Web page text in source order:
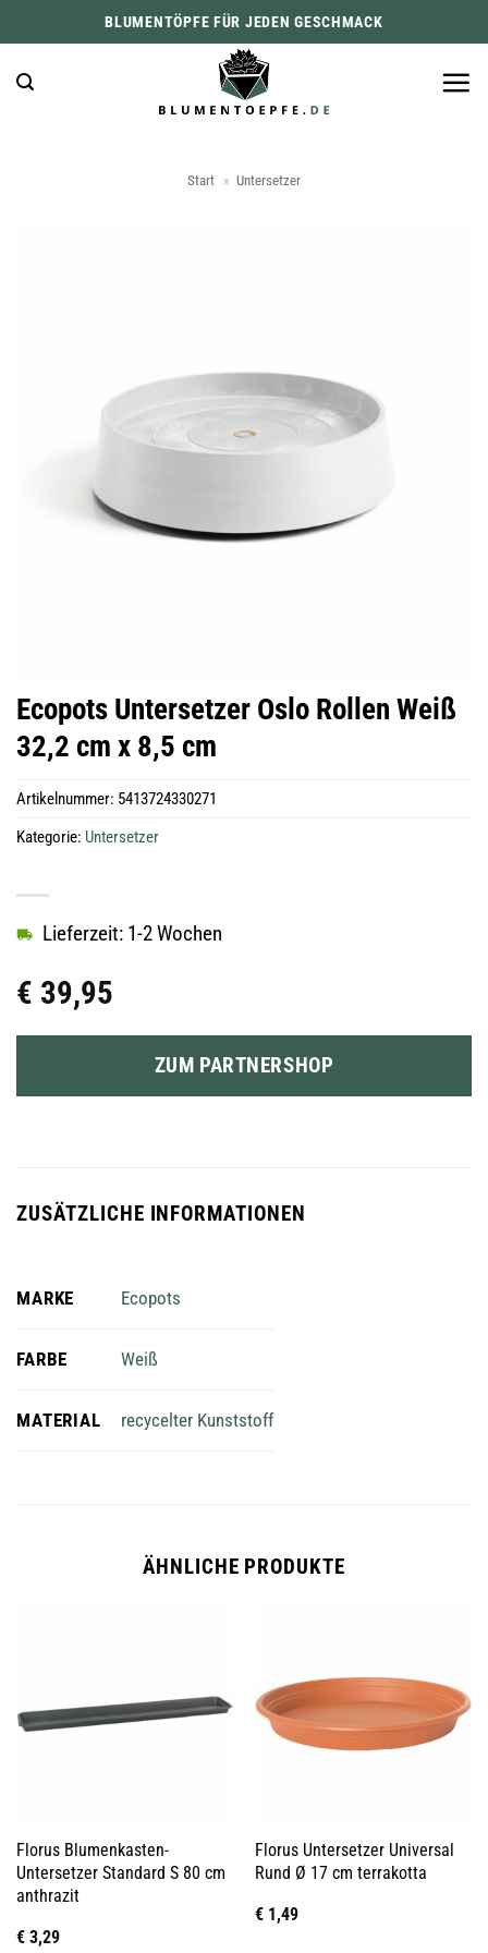
Inhalt
springen
BLUMENTÖPFE FÜR JEDEN GESCHMACK
Start » Untersetzer
Ecopots Untersetzer Oslo Rollen Weiß
32,2 cm x 8,5 cm
€ 39,95
Lieferzeit: 1-2 Wochen
ZUM PARTNERSHOP
Artikelnummer: 5413724330271
Kategorie: Untersetzer
ZUSÄTZLICHE INFORMATIONEN
MARKE Ecopots
FARBE Weiß
MATERIAL recycelter Kunststoff
ÄHNLICHE PRODUKTE
Florus Blumenkasten-
Untersetzer Standard S 80 cm
anthrazit
€3,29
Florus Untersetzer Universal
Rund Ø 17 cm terrakotta
€1,49